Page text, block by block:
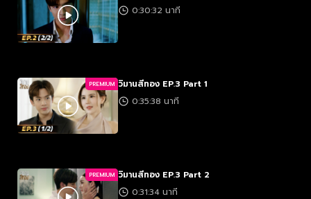
0:30:32 นาที
PREMIUM วิมานสีทอง EP.3 Part 1
0:35:38 นาที
PREMIUM วิมานสีทอง EP.3 Part 2
0:31:34 นาที